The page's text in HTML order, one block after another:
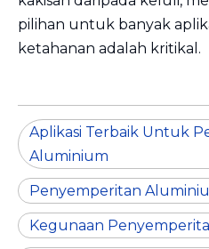
pilihan untuk banyak
ketahanan adalah kritikal.
Aplikasi Terbaik Untuk
Aluminium
Penyemperitan
Kegunaan